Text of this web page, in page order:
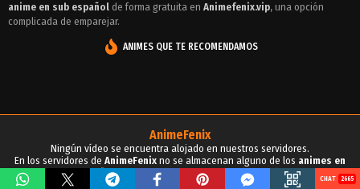
Episodio 8 - X (2001)
Episodio 7 - X (2001)
Episodio 3 - X (2001)
Episodio 2 - X (2001)
anime en sub español de forma gratuita en Animefenix.vip, una opción
complicada de emparejar.
ANIMES QUE TE RECOMENDAMOS
AnimeFenix
Ningún vídeo se encuentra alojado en nuestros servidores.
En los servidores de AnimeFenix no se almacenan alguno de los animes en
sub español, para tu conocimiento y demás propósitos.
2665